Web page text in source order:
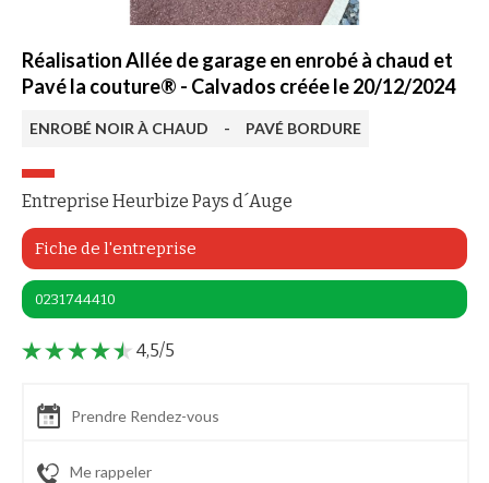
Réalisation Allée de garage en enrobé à chaud et
Pavé la couture® - Calvados créée le 20/12/2024
ENROBÉ NOIR À CHAUD - PAVÉ BORDURE
Entreprise Heurbize Pays d´Auge
Fiche de l'entreprise
0231744410
4,5/5
Prendre Rendez-vous
Me rappeler